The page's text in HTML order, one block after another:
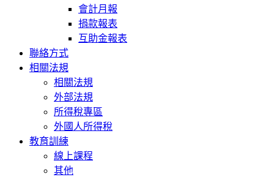
會計月報
捐款報表
互助金報表
聯絡方式
相關法規
相關法規
外部法規
所得稅專區
外國人所得稅
教育訓練
線上課程
其他